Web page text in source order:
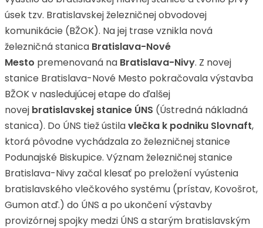
úsek tzv. Bratislavskej železničnej obvodovej
komunikácie (BŽOK). Na jej trase vznikla nová
železničná stanica Bratislava-Nové
Mesto premenovaná na Bratislava-Nivy. Z novej
stanice Bratislava-Nové Mesto pokračovala výstavba
BŽOK v nasledujúcej etape do ďalšej
novej bratislavskej stanice ÚNS (Ústredná nákladná
stanica). Do ÚNS tiež ústilavlečka k podniku Slovnaft,
ktorá pôvodne vychádzala zo železničnej stanice
Podunajské Biskupice. Význam železničnej stanice
Bratislava-Nivy začal klesať po preložení vyústenia
bratislavského vlečkového systému (prístav, Kovošrot,
Gumon atď.) do ÚNS a po ukončení výstavby
provizórnej spojky medzi ÚNS a starým bratislavským